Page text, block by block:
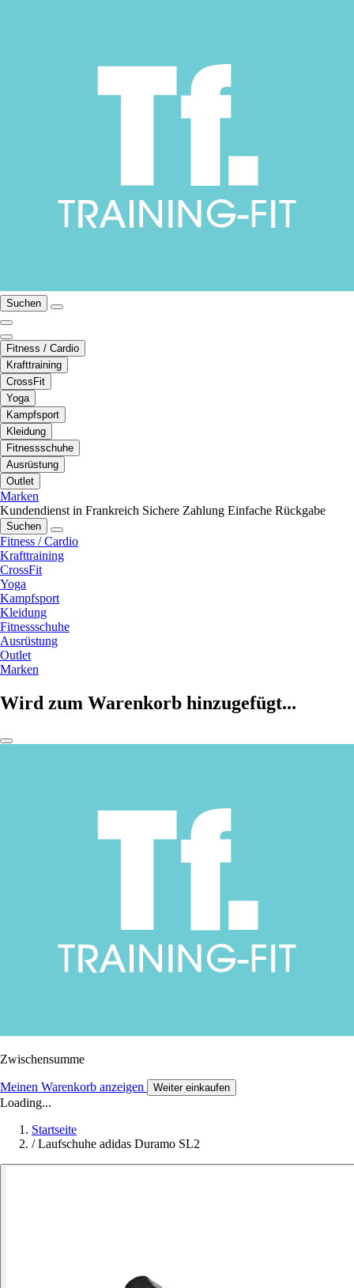
Suchen
Fitness / Cardio
Krafttraining
CrossFit
Yoga
Kampfsport
Kleidung
Fitnessschuhe
Ausrüstung
Outlet
Marken
Kundendienst in Frankreich Sichere Zahlung Einfache Rückgabe
Suchen
Fitness / Cardio
Krafttraining
CrossFit
Yoga
Kampfsport
Kleidung
Fitnessschuhe
Ausrüstung
Outlet
Marken
Wird zum Warenkorb hinzugefügt...
Zwischensumme
Meinen Warenkorb anzeigen Weiter einkaufen
Loading...
Startseite
/ Laufschuhe adidas Duramo SL2